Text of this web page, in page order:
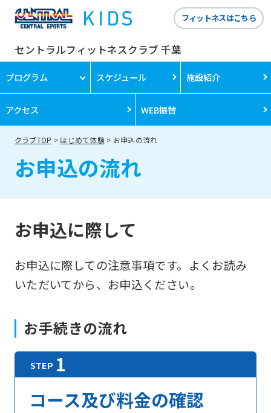
セントラルフィットネスクラブ 千葉
フィットネスはこちら
プログラム スケジュール 施設紹介
アクセス WEB振替
クラブTOP はじめて体験 お申込の流れ
お申込の流れ
お申込に際して
お申込に際しての注意事項です。よくお読み
いただいてから、お申込ください。
お手続きの流れ
コース及び料金の確認